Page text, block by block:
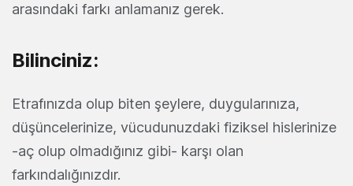
arasındaki farkı anlamanız gerek.
Bilinciniz:
Etrafınızda olup biten şeylere, duygularınıza,
düşüncelerinize, vücudunuzdaki fiziksel hislerinize
-aç olup olmadığınız gibi- karşı olan
farkındalığınızdır.